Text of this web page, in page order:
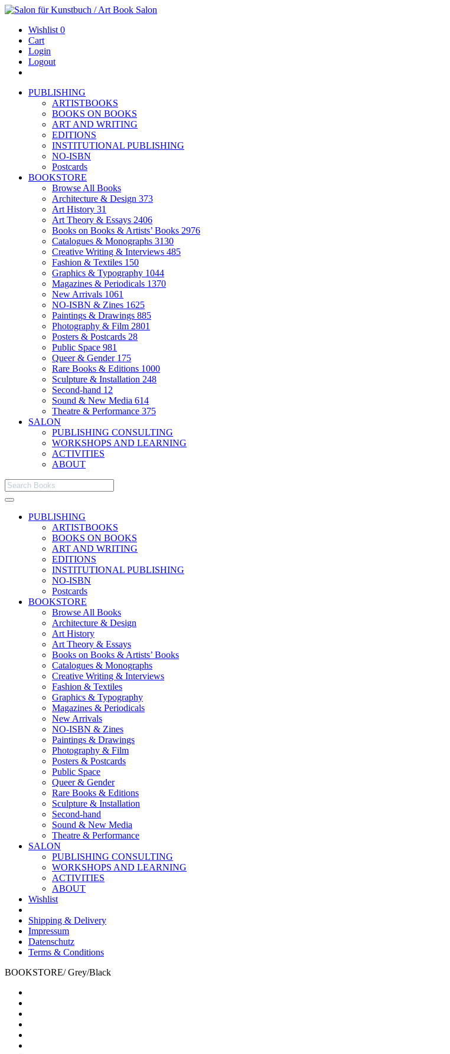
Wishlist 0
Cart
Login
Logout
PUBLISHING
ARTISTBOOKS
BOOKS ON BOOKS
ART AND WRITING
EDITIONS
INSTITUTIONAL PUBLISHING
NO-ISBN
Postcards
BOOKSTORE
Browse All Books
Architecture & Design 373
Art History 31
Art Theory & Essays 2406
Books on Books & Artists’ Books 2976
Catalogues & Monographs 3130
Creative Writing & Interviews 485
Fashion & Textiles 150
Graphics & Typography 1044
Magazines & Periodicals 1370
New Arrivals 1061
NO-ISBN & Zines 1625
Paintings & Drawings 885
Photography & Film 2801
Posters & Postcards 28
Public Space 981
Queer & Gender 175
Rare Books & Editions 1000
Sculpture & Installation 248
Second-hand 12
Sound & New Media 614
Theatre & Performance 375
SALON
PUBLISHING CONSULTING
WORKSHOPS AND LEARNING
ACTIVITIES
ABOUT
PUBLISHING
ARTISTBOOKS
BOOKS ON BOOKS
ART AND WRITING
EDITIONS
INSTITUTIONAL PUBLISHING
NO-ISBN
Postcards
BOOKSTORE
Browse All Books
Architecture & Design
Art History
Art Theory & Essays
Books on Books & Artists’ Books
Catalogues & Monographs
Creative Writing & Interviews
Fashion & Textiles
Graphics & Typography
Magazines & Periodicals
New Arrivals
NO-ISBN & Zines
Paintings & Drawings
Photography & Film
Posters & Postcards
Public Space
Queer & Gender
Rare Books & Editions
Sculpture & Installation
Second-hand
Sound & New Media
Theatre & Performance
SALON
PUBLISHING CONSULTING
WORKSHOPS AND LEARNING
ACTIVITIES
ABOUT
Wishlist
Shipping & Delivery
Impressum
Datenschutz
Terms & Conditions
BOOKSTORE/Grey/Black